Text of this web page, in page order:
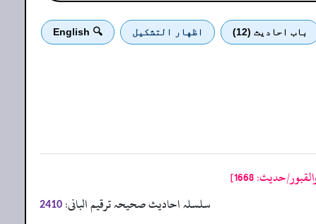
باب احادیث (12) اظهار التشكيل 🔍 English
حدیث: 1668]
سلسلہ احادیث صحیحہ ترقیم البانی: 2410